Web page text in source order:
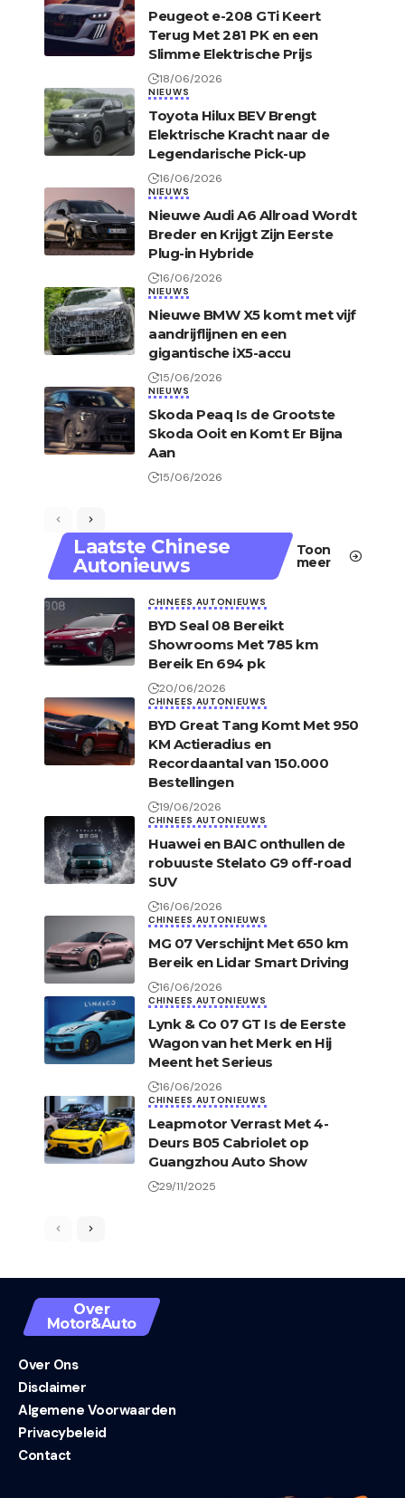
Peugeot e-208 GTi Keert
Terug Met 281 PK en een
Slimme Elektrische Prijs
18/06/2026
NIEUWS
Toyota Hilux BEV Brengt
Elektrische Kracht naar de
Legendarische Pick-up
16/06/2026
NIEUWS
Nieuwe Audi A6 Allroad Wordt
Breder en Krijgt Zijn Eerste
Plug-in Hybride
16/06/2026
NIEUWS
Nieuwe BMW X5 komt met vijf
aandrijflijnen en een
gigantische iX5-accu
15/06/2026
NIEUWS
Skoda Peaq Is de Grootste
Skoda Ooit en Komt Er Bijna
Aan
15/06/2026
Laatste Chinese
Autonieuws
Toon
meer
CHINEES AUTONIEUWS
BYD Seal 08 Bereikt
Showrooms Met 785 km
Bereik En 694 pk
20/06/2026
CHINEES AUTONIEUWS
BYD Great Tang Komt Met 950
KM Actieradius en
Recordaantal van 150.000
Bestellingen
19/06/2026
CHINEES AUTONIEUWS
Huawei en BAIC onthullen de
robuuste Stelato G9 off-road
SUV
16/06/2026
CHINEES AUTONIEUWS
MG 07 Verschijnt Met 650 km
Bereik en Lidar Smart Driving
16/06/2026
CHINEES AUTONIEUWS
Lynk & Co 07 GT Is de Eerste
Wagon van het Merk en Hij
Meent het Serieus
16/06/2026
CHINEES AUTONIEUWS
Leapmotor Verrast Met 4-
Deurs B05 Cabriolet op
Guangzhou Auto Show
29/11/2025
Over
Motor&Auto
Over Ons
Disclaimer
Algemene Voorwaarden
Privacybeleid
Contact